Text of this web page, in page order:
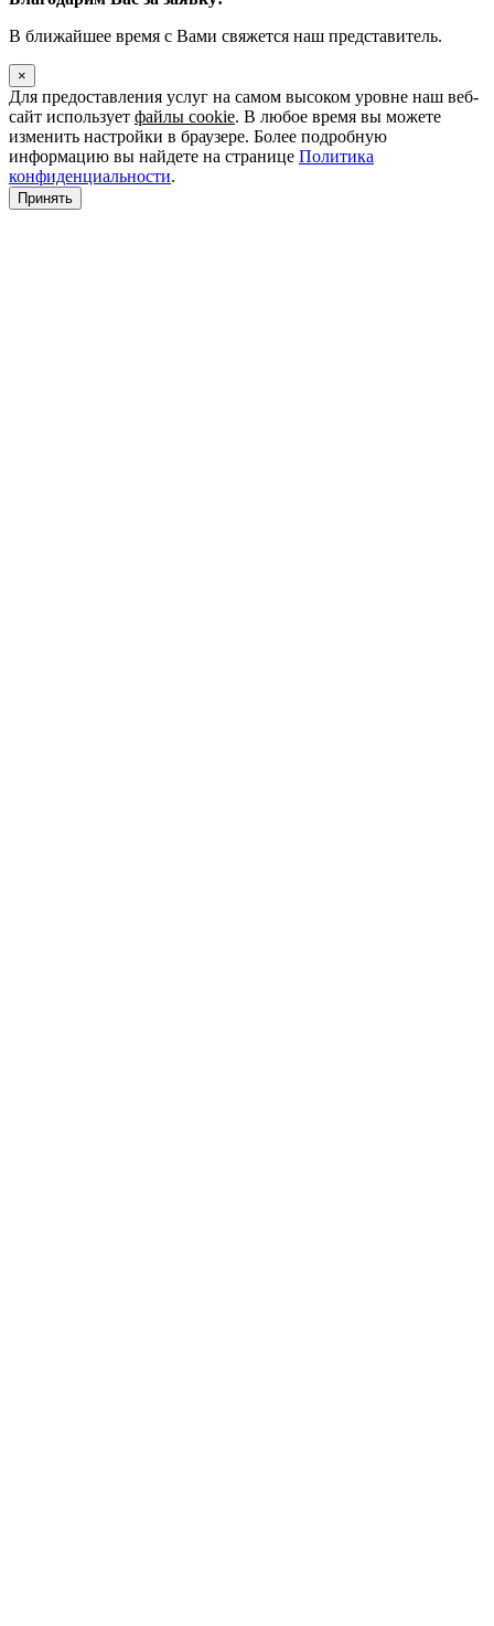
В ближайшее время с Вами свяжется наш представитель.
×
Для предоставления услуг на самом высоком уровне наш веб-
сайт использует файлы cookie. В любое время вы можете
изменить настройки в браузере. Более подробную
информацию вы найдете на странице Политика
конфиденциальности.
Принять